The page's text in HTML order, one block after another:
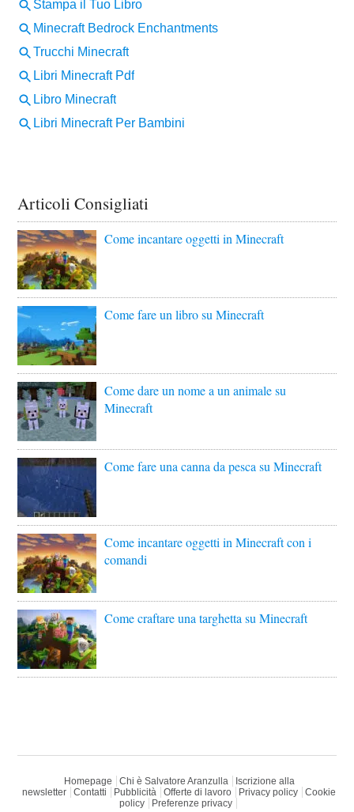
Articoli Consigliati
Come incantare oggetti in Minecraft
Come fare un libro su Minecraft
Come dare un nome a un animale su
Minecraft
Come fare una canna da pesca su Minecraft
Come incantare oggetti in Minecraft con i
comandi
Come craftare una targhetta su Minecraft
Homepage Chi è Salvatore Aranzulla
Iscrizione alla
newsletter
Contatti Pubblicità Offerte di lavoro Privacy policy
Cookie
policy
Preferenze privacy